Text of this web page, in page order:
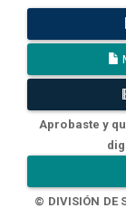
Aprobaste y
© DIVISIÓN DE